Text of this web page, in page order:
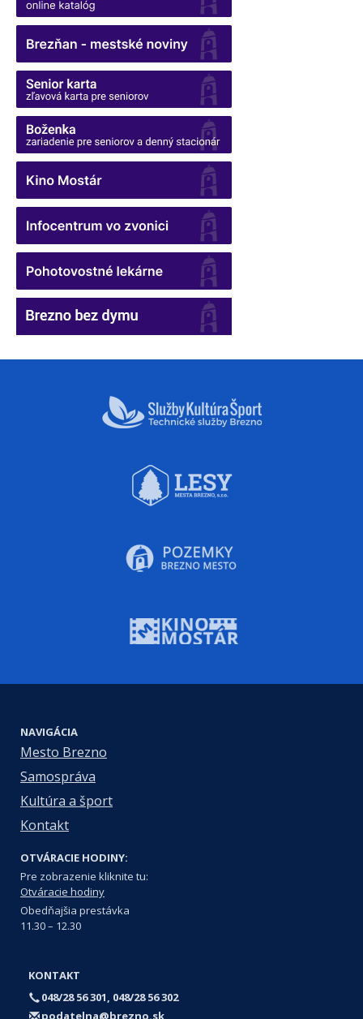
NAVIGÁCIA
Mesto Brezno
Samospráva
Kultúra a šport
Kontakt
OTVÁRACIE HODINY:
Pre zobrazenie kliknite tu:
Otváracie hodiny
Obedňajšia prestávka
11.30 – 12.30
KONTAKT
048/28 56 301, 048/28 56 302
podatelna@brezno.sk